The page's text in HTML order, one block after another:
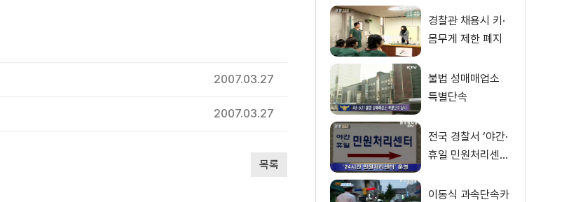
2007.03.27
2007.03.27
목록
경찰관 채용시 키·
몸무게 제한 폐지
불법 성매매업소
특별단속
전국 경찰서 ‘야간·
휴일 민원처리센
이동식 과속단속카